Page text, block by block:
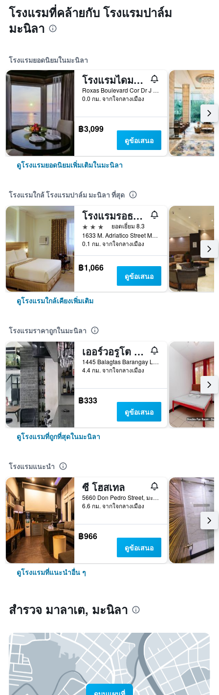
โรงแรมที่คล้ายกับ โรงแรมปาล์ม
มะนิลา
โรงแรมยอดนิยมในมะนิลา
โรงแรมไดมอนด์ฟิลิปปินส์
Roxas Boulevard Cor Dr J Quintos St, 0, มะนิลา, ฟิลิปปินส์
0.0 กม. จากใจกลางเมือง
฿3,099
ดูข้อเสนอ
ดูโรงแรมยอดนิยมเพิ่มเติมในมะนิลา
โรงแรมใกล้ โรงแรมปาล์ม มะนิลา ที่สุด
โรงแรมรอธแมน
3 ดาว
ยอดเยี่ยม 8.3
1633 M. Adriatico Street Malate, มะนิลา, ฟิลิปปินส์
0.1 กม. จากใจกลางเมือง
฿1,066
ดูข้อเสนอ
ดูโรงแรมใกล้เคียงเพิ่มเติม
โรงแรมราคาถูกในมะนิลา
เออร์วอรูโต โฮสเทล มากาตี
1445 Balagtas Barangay La Paz, มะนิลา, ฟิลิปปินส์
4.4 กม. จากใจกลางเมือง
฿333
ดูข้อเสนอ
ดูโรงแรมที่ถูกที่สุดในมะนิลา
โรงแรมแนะนำ
ซี โฮสเทล
5660 Don Pedro Street, มะนิลา, ฟิลิปปินส์
6.6 กม. จากใจกลางเมือง
฿966
ดูข้อเสนอ
ดูโรงแรมที่แนะนำอื่น ๆ
สำรวจ มาลาเต, มะนิลา